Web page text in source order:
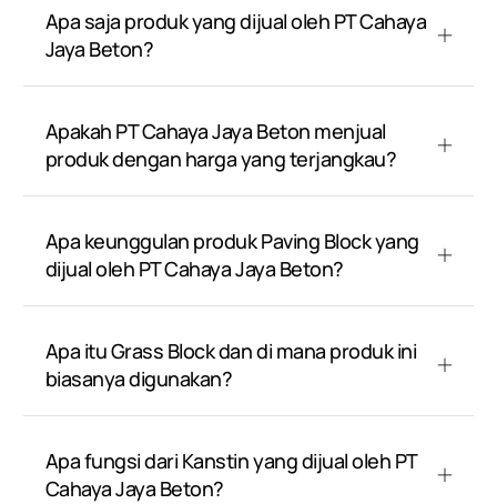
Apa saja produk yang dijual oleh PT Cahaya
Jaya Beton?
Apakah PT Cahaya Jaya Beton menjual
produk dengan harga yang terjangkau?
Apa keunggulan produk Paving Block yang
dijual oleh PT Cahaya Jaya Beton?
Apa itu Grass Block dan di mana produk ini
biasanya digunakan?
Apa fungsi dari Kanstin yang dijual oleh PT
Cahaya Jaya Beton?